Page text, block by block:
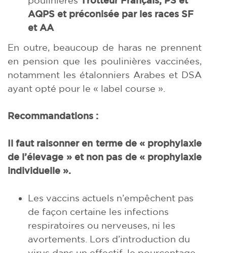
AQPS et préconisée par les races SF
et AA
En outre, beaucoup de haras ne prennent
en pension que les poulinières vaccinées,
notamment les étalonniers Arabes et DSA
ayant opté pour le « label course ».
Recommandations :
Il faut raisonner en terme de « prophylaxie
de l’élevage » et non pas de « prophylaxie
individuelle ».
Les vaccins actuels n’empêchent pas
de façon certaine les infections
respiratoires ou nerveuses, ni les
avortements. Lors d’introduction du